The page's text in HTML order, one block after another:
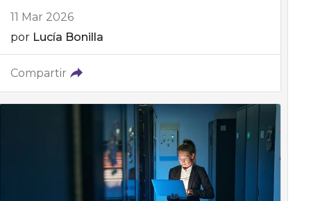
11 Mar 2026
por Lucía Bonilla
Compartir